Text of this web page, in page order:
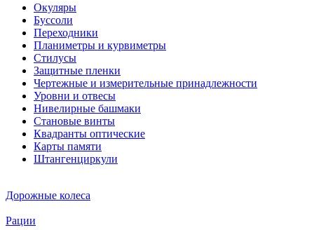
Окуляры
Буссоли
Переходники
Планиметры и курвиметры
Стилусы
Защитные пленки
Чертежные и измерительные принадлежности
Уровни и отвесы
Нивелирные башмаки
Становые винты
Квадранты оптические
Карты памяти
Штангенциркули
Дорожные колеса
Рации